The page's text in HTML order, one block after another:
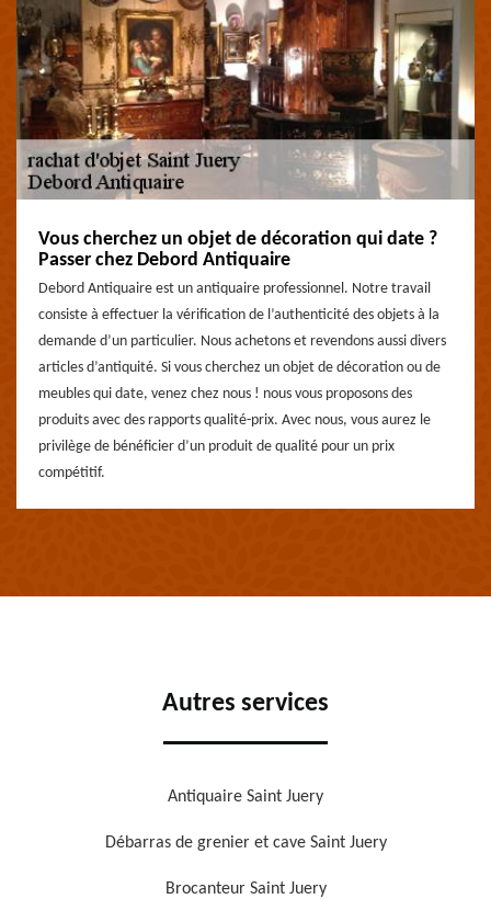
Vous cherchez un objet de décoration qui date ?
Passer chez Debord Antiquaire
Debord Antiquaire est un antiquaire professionnel. Notre travail
consiste à effectuer la vérification de l’authenticité des objets à la
demande d’un particulier. Nous achetons et revendons aussi divers
articles d’antiquité. Si vous cherchez un objet de décoration ou de
meubles qui date, venez chez nous ! nous vous proposons des
produits avec des rapports qualité-prix. Avec nous, vous aurez le
privilège de bénéficier d’un produit de qualité pour un prix
compétitif.
Autres services
Antiquaire Saint Juery
Débarras de grenier et cave Saint Juery
Brocanteur Saint Juery